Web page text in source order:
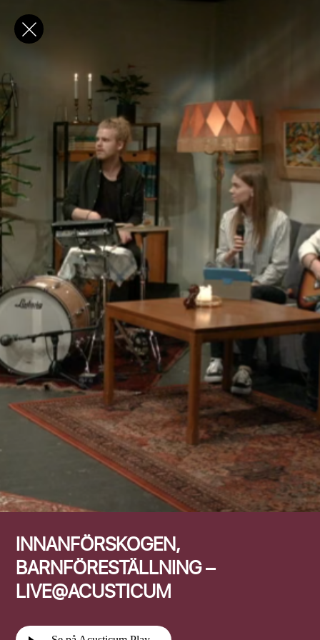
✕
E-post
Förnamn
Efternamn
INNANFÖRSKOGEN,
BARNFÖRESTÄLLNING –
LIVE@ACUSTICUM